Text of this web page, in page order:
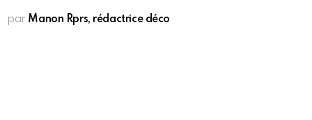
par Manon Rprs, rédactrice déco